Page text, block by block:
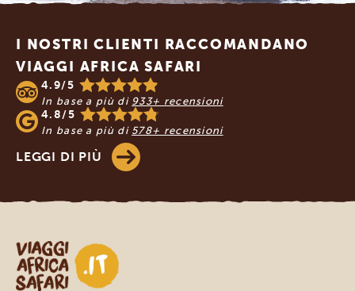
Footer
I NOSTRI CLIENTI RACCOMANDANO
VIAGGI AFRICA SAFARI
4.9/5
In base a più di 933+ recensioni
4.8/5
In base a più di 578+ recensioni
LEGGI DI PIÙ
Viaggi Africa Safari